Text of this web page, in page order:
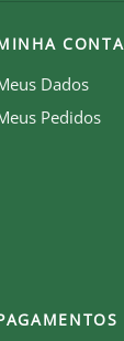
CONTA
Dados
Pedidos